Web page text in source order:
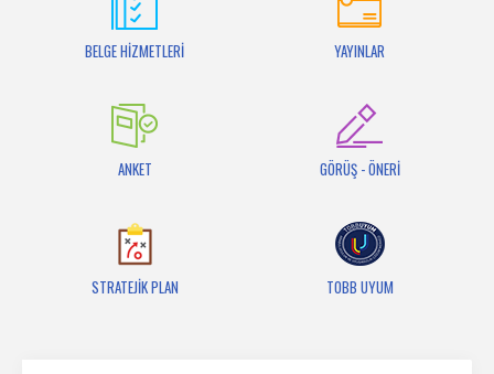
BELGE HİZMETLERİ YAYINLAR
ANKET GÖRÜŞ - ÖNERİ
STRATEJİK PLAN TOBB UYUM